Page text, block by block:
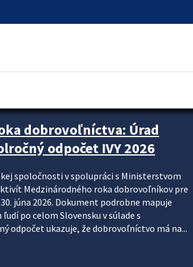
krok za krokom
systému DPH a digitalizácie fakturačných
k tomu, aby sa elektronická faktúra stala
je priniesť jednoduchšie, rýchlejšie a
údajov, znížiť riziko chýb a podporiť
preto nepredstavuje...